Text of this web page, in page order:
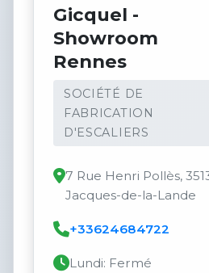
Gicquel -
Showroom
Rennes
SOCIÉTÉ DE
FABRICATION
D'ESCALIERS
7 Rue Henri Pollès,
Jacques-de-la-Lande
+33624684722
Lundi: Fermé